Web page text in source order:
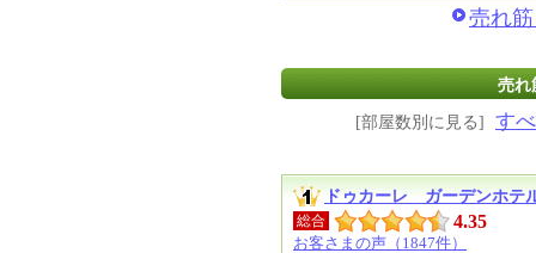
売れ
売れ
[部屋数別に見る] す
ドゥカーレ ガーデンホテ
総合 4.35
お客さまの声（1847件）